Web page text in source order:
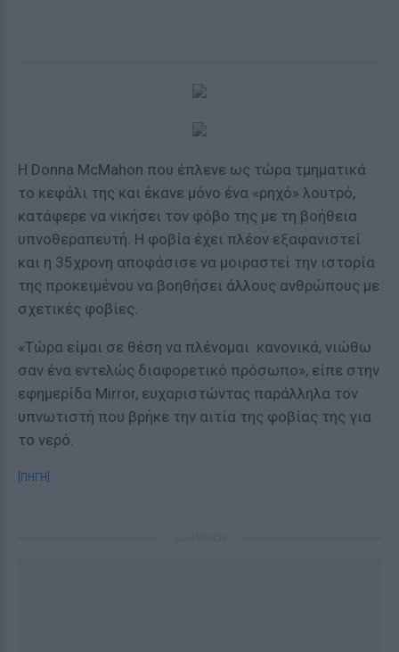
Η Donna McMahon που έπλενε ως τώρα τμηματικά
το κεφάλι της και έκανε μόνο ένα «ρηχό» λουτρό,
κατάφερε να νικήσει τον φόβο της με τη βοήθεια
υπνοθεραπευτή. Η φοβία έχει πλέον εξαφανιστεί
και η 35χρονη αποφάσισε να μοιραστεί την ιστορία
της προκειμένου να βοηθήσει άλλους ανθρώπους με
σχετικές φοβίες.
«Τώρα είμαι σε θέση να πλένομαι κανονικά, νιώθω
σαν ένα εντελώς διαφορετικό πρόσωπο», είπε στην
εφημερίδα Mirror, ευχαριστώντας παράλληλα τον
υπνωτιστή που βρήκε την αιτία της φοβίας της για
το νερό.
[ΠΗΓΗ]